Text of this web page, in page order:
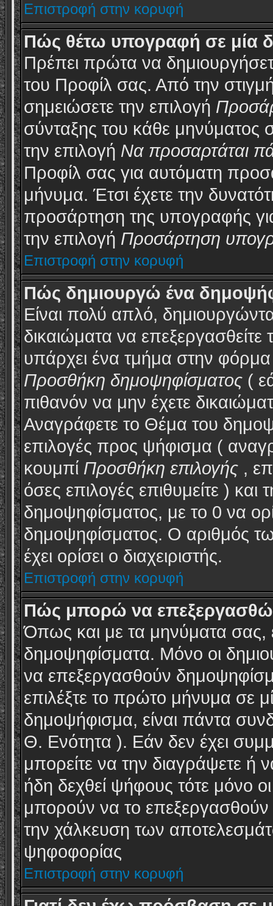
Επιστροφή στην κορυφή
Πώς θέτω υπογραφή σε μία
Πρέπει πρώτα να
του Προφίλ σας. Από την
σημειώσετε την επιλογή
σύνταξης του κάθε μηνύματος
την επιλογή Να προσαρτάται
Προφίλ σας για αυτόματη
μήνυμα. Έτσι έχετε την
προσάρτηση της υπογραφής
την επιλογή Προσάρτηση
Επιστροφή στην κορυφή
Πώς δημιουργώ ένα
Είναι πολύ απλό,
δικαιώματα να
υπάρχει ένα τμήμα στην φόρμα
Προσθήκη δημοψηφίσματος (
πιθανόν να μην έχετε
Αναγράφετε το Θέμα του
επιλογές προς ψήφισμα (
κουμπί Προσθήκη επιλογής ,
όσες επιλογές επιθυμείτε ) και
δημοψηφίσματος, με το 0 να
δημοψηφίσματος. Ο αριθμός
έχει ορίσει ο διαχειριστής.
Επιστροφή στην κορυφή
Πώς μπορώ να
Όπως και με τα μηνύματα σας,
δημοψηφίσματα. Μόνο οι
να επεξεργασθούν
επιλέξτε το πρώτο μήνυμα σε
δημοψήφισμα, είναι πάντα
Θ. Ενότητα ). Εάν δεν έχει
μπορείτε να την διαγράψετε ή
ήδη δεχθεί ψήφους τότε μόνο οι
μπορούν να το επεξεργασθούν
την χάλκευση των
ψηφοφορίας
Επιστροφή στην κορυφή